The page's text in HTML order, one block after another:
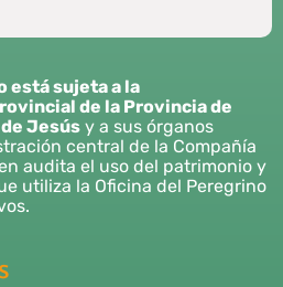
estásujeta a la
de la Provincia de
de Jesús y a sus órganos
central de la Compañía
audita el uso del patrimonio y
utiliza la Oficina del Peregrino